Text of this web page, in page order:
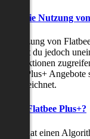
die Nutzung
Nutzung von
du jedoch
Plus+ Angebote
ist Flatbee Plus+?
hat einen